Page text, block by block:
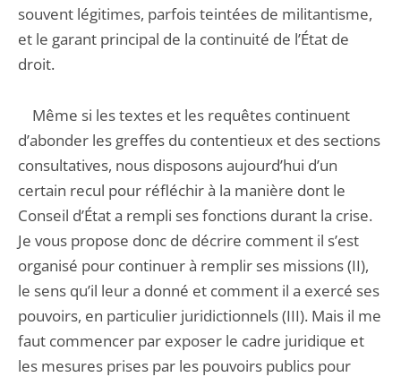
souvent légitimes, parfois teintées de militantisme,
et le garant principal de la continuité de l’État de
droit.
Même si les textes et les requêtes continuent
d’abonder les greffes du contentieux et des sections
consultatives, nous disposons aujourd’hui d’un
certain recul pour réfléchir à la manière dont le
Conseil d’État a rempli ses fonctions durant la crise.
Je vous propose donc de décrire comment il s’est
organisé pour continuer à remplir ses missions (II),
le sens qu’il leur a donné et comment il a exercé ses
pouvoirs, en particulier juridictionnels (III). Mais il me
faut commencer par exposer le cadre juridique et
les mesures prises par les pouvoirs publics pour